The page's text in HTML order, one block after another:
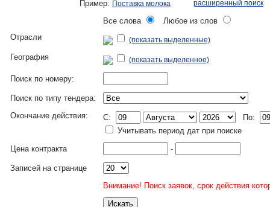
Пример: Поставка молока расширенный поиск
Все слова
Любое из слов
Отрасли
(показать выделенные)
География (показать выделенное)
Поиск по номеру:
Поиск по типу тендера:
Окончание действия:
C:
По:
Учитывать период дат при поиске
Цена контракта
-
Записей на странице
Внимание! Поиск заявок, срок действия